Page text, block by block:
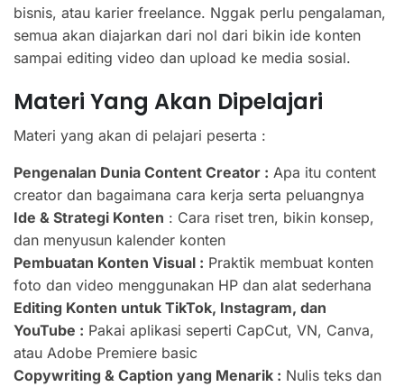
bisnis, atau karier freelance. Nggak perlu pengalaman,
semua akan diajarkan dari nol dari bikin ide konten
sampai editing video dan upload ke media sosial.
Materi Yang Akan Dipelajari
Materi yang akan di pelajari peserta :
Pengenalan Dunia Content Creator : Apa itu content
creator dan bagaimana cara kerja serta peluangnya
Ide & Strategi Konten : Cara riset tren, bikin konsep,
dan menyusun kalender konten
Pembuatan Konten Visual : Praktik membuat konten
foto dan video menggunakan HP dan alat sederhana
Editing Konten untuk TikTok, Instagram, dan
YouTube : Pakai aplikasi seperti CapCut, VN, Canva,
atau Adobe Premiere basic
Copywriting & Caption yang Menarik : Nulis teks dan